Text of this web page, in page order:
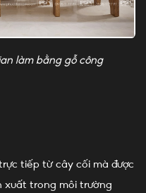
làm bằng gỗ công
tiếp từ cây cối mà được
xuất trong môi trường